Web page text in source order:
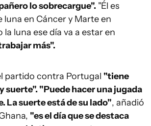
lo sobrecargue". "Él es
luna en Cáncer y Marte en
la luna ese día va a estar en
más".
partido contra Portugal "tiene
suerte". "Puede hacer una jugada
La suerte está de su lado", añadió
"es el día que se destaca